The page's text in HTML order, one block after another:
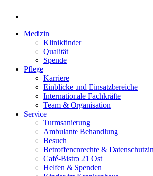
Medizin
Klinikfinder
Qualität
Spende
Pflege
Karriere
Einblicke und Einsatzbereiche
Internationale Fachkräfte
Team & Organisation
Service
Turmsanierung
Ambulante Behandlung
Besuch
Betroffenenrechte &
Café-Bistro 21 Ost
Helfen & Spenden